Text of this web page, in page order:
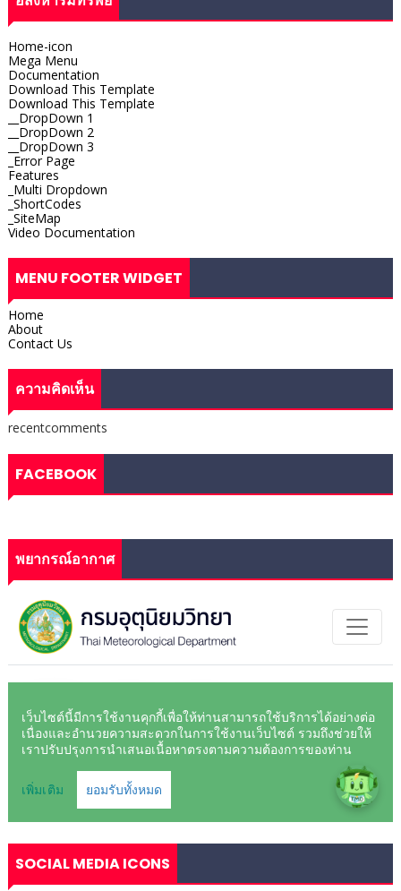
Home-icon
Mega Menu
Documentation
Download This Template
Download This Template
__DropDown 1
__DropDown 2
__DropDown 3
_Error Page
Features
_Multi Dropdown
_ShortCodes
_SiteMap
Video Documentation
MENU FOOTER WIDGET
Home
About
Contact Us
ความคิดเห็น
recentcomments
FACEBOOK
พยากรณ์อากาศ
SOCIAL MEDIA ICONS